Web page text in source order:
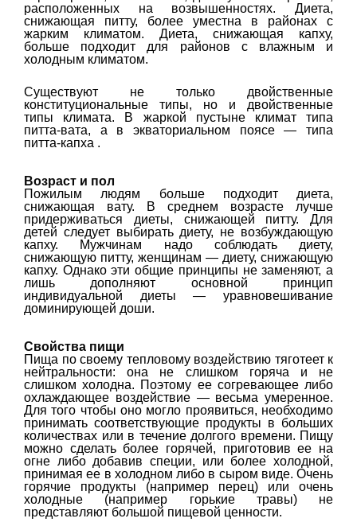
расположенных на возвышенностях. Диета,
снижающая питту, более уместна в районах с
жарким климатом. Диета, снижающая капху,
больше подходит для районов с влажным и
холодным климатом.
Существуют не только двойственные
конституциональные типы, но и двойственные
типы климата. В жаркой пустыне климат типа
питта-вата, а в экваториальном поясе — типа
питта-капха .
Возраст и пол
Пожилым людям больше подходит диета,
снижающая вату. В среднем возрасте лучше
придерживаться диеты, снижающей питту. Для
детей следует выбирать диету, не возбуждающую
капху. Мужчинам надо соблюдать диету,
снижающую питту, женщинам — диету, снижающую
капху. Однако эти общие принципы не заменяют, а
лишь дополняют основной принцип
индивидуальной диеты — уравновешивание
доминирующей доши.
Свойства пищи
Пища по своему тепловому воздействию тяготеет к
нейтральности: она не слишком горяча и не
слишком холодна. Поэтому ее согревающее либо
охлаждающее воздействие — весьма умеренное.
Для того чтобы оно могло проявиться, необходимо
принимать соответствующие продукты в больших
количествах или в течение долгого времени. Пищу
можно сделать более горячей, приготовив ее на
огне либо добавив специи, или более холодной,
принимая ее в холодном либо в сыром виде. Очень
горячие продукты (например перец) или очень
холодные (например горькие травы) не
представляют большой пищевой ценности.